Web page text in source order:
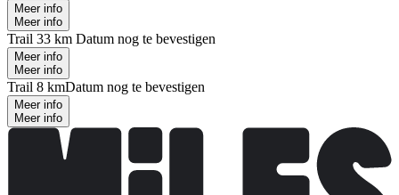
Meer info
Meer info
Trail 33 km Datum nog te bevestigen
Meer info
Meer info
Trail 8 kmDatum nog te bevestigen
Meer info
Meer info